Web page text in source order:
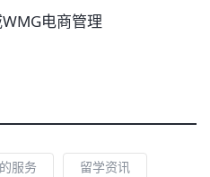
电商管理
服务 留学资讯